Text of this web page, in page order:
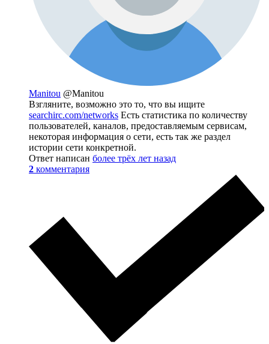
Manitou @Manitou
Взгляните, возможно это то, что вы ищите
searchirc.com/networks Есть статистика по количеству
пользователей, каналов, предоставляемым сервисам,
некоторая информация о сети, есть так же раздел
истории сети конкретной.
Ответ написан более трёх лет назад
2 комментария